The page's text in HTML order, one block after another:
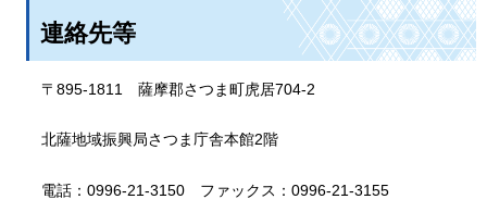
連絡先等
〒895-1811 薩摩郡さつま町虎居704-2
北薩地域振興局さつま庁舎本館2階
電話：0996-21-3150 フ ァックス：0996-21-3155